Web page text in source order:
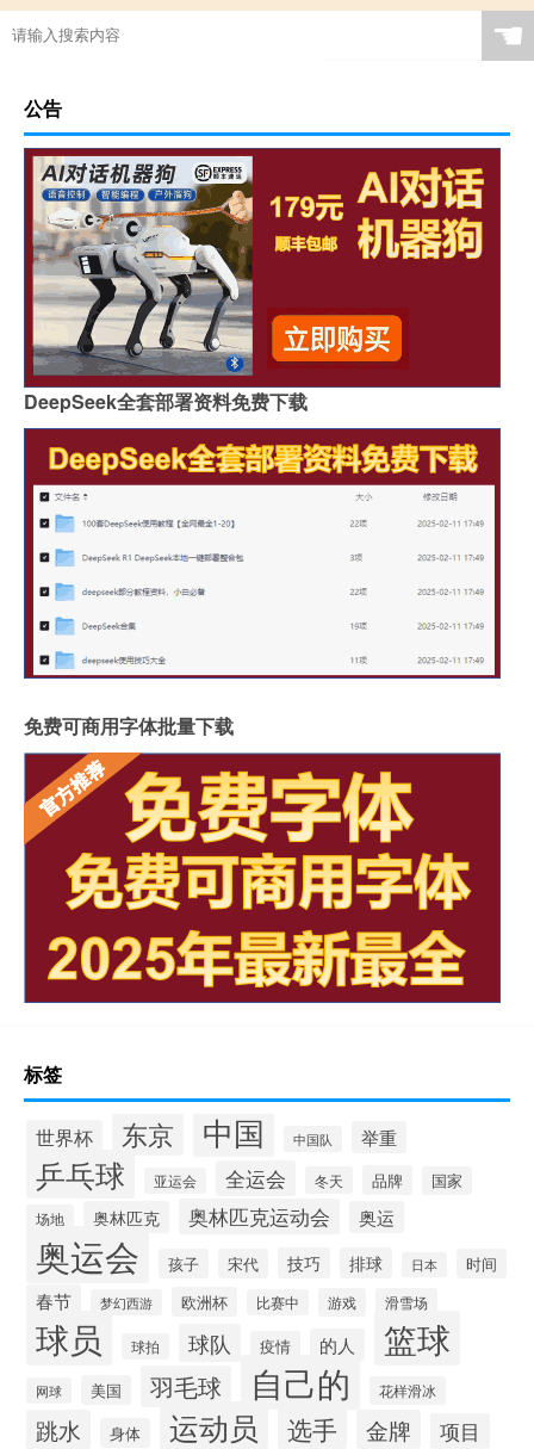
☚
公告
DeepSeek全套部署资料免费下载
免费可商用字体批量下载
标签
世界杯 东京 中国 中国队 举重
乒乓球 亚运会 全运会 冬天 品牌 国家
场地 奥林匹克 奥林匹克运动会 奥运
奥运会 孩子 宋代 技巧 排球 日本 时间
春节 梦幻西游 欧洲杯 比赛中 游戏 滑雪场
球员 球拍 球队 疫情 的人 篮球
网球 美国 羽毛球 自己的 花样滑冰
跳水 身体 运动员 选手 金牌 项目